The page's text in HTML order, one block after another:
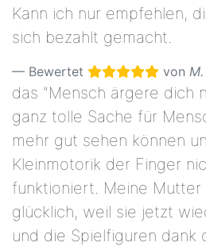
Kann ich nur empfehlen,
sich bezahlt gemacht.
Bewertet von
das "Mensch ärgere dich
ganz tolle Sache für
mehr gut sehen können
Kleinmotorik der Finger
funktioniert. Meine Mutter
glücklich, weil sie jetzt
und die Spielfiguren dank